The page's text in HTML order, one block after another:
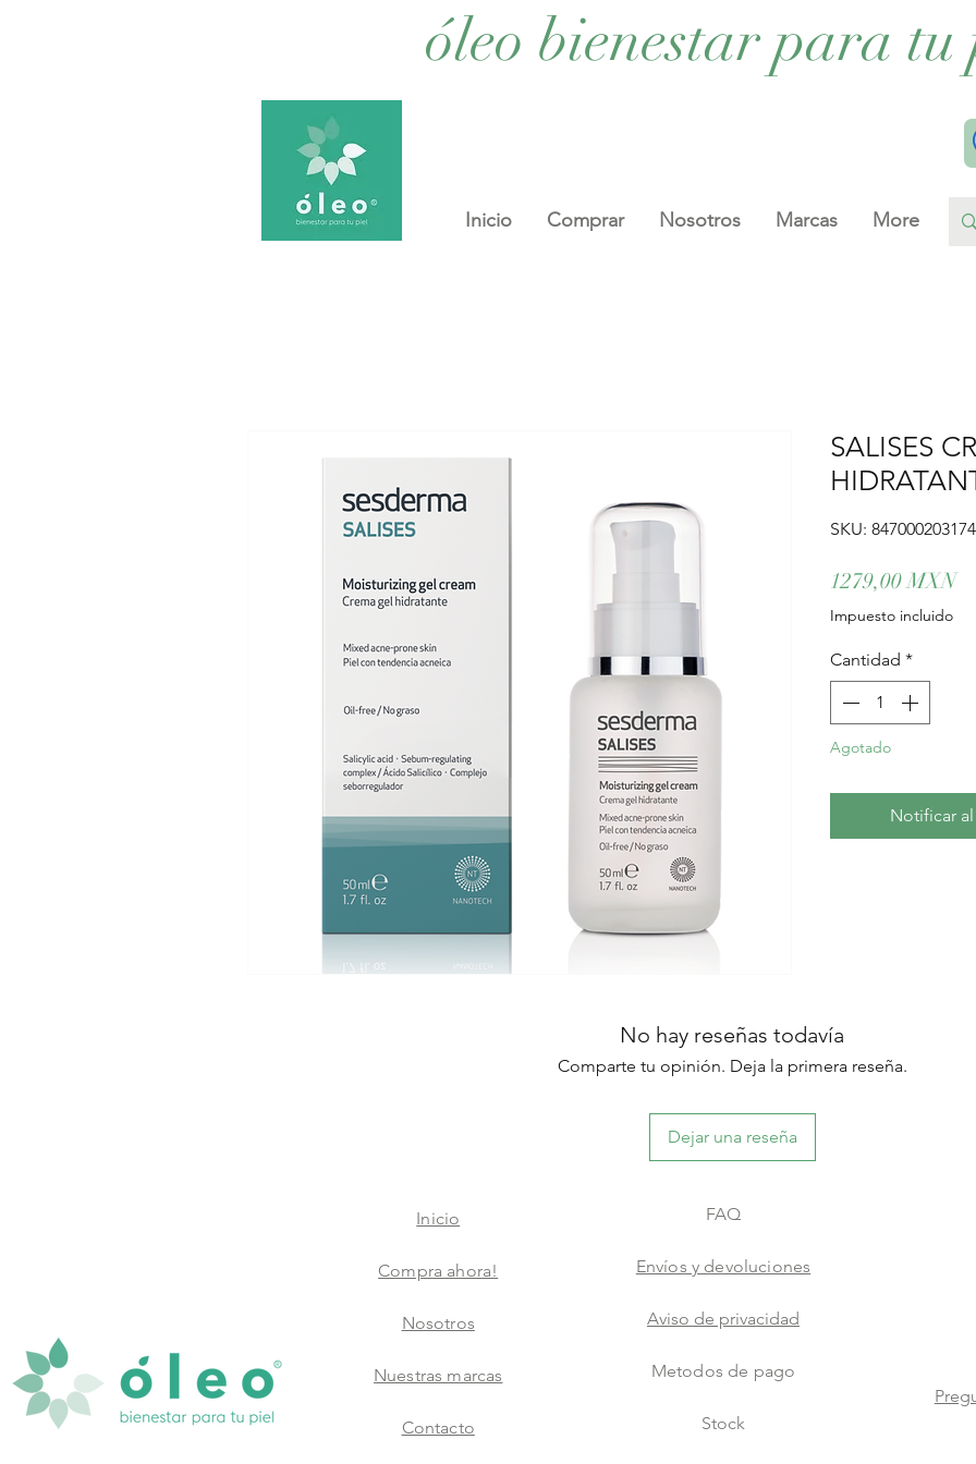
óleo bienestar para tu
Inicio Comprar Nosotros Marcas More
SALISES
SKU:
1279,00 MXN
Impuesto incluido
Cantidad *
Agotado
Notificar
No hay reseñas todavía
Comparte tu opinión. Deja la primera reseña.
Dejar una reseña
Inicio
Compra ahora!
Nosotros
Nuestras marcas
Contacto
FAQ
Envíos y devoluciones
Aviso de privacidad
Metodos de pago
Stock